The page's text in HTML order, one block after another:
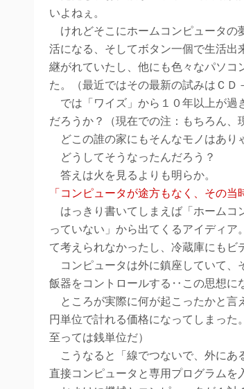
いよねぇ。
けれどそこにホームコンピュータの
活になる、そしてボタン一個で生活
継がれていたし、他にも色々なパソ
た。（最近ではその最新の試みはＣＤ
では「ワイズ」から１０年以上が過
だろうか？（現在での注：もちろん、
どこの誰の家にもそんなモノはあり
どうしてそうなったんだろう？
答えは火を見るよりも明らか。
「コンピュータが途方もなく、その
はっきり書いてしまえば「ホームコ
っていない」から出てくるアイディ
て考えられなかったし、冷蔵庫にもビ
コンピュータは外に鎮座していて、
飯器をコントロールする‥この思想に
ところが実際に何が起こったかと言
円単位で計れる価格になってしまった
至っては銭単位だ）
こうなると「線でつないで、外にあ
直接コンピュータと専用プログラムを